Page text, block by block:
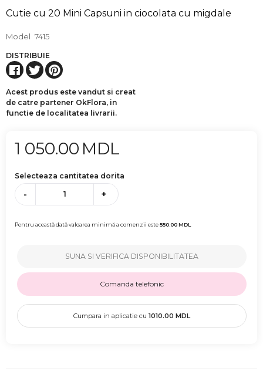
Cutie cu 20 Mini Capsuni in ciocolata cu migdale
Model 7415
DISTRIBUIE
Acest produs este vandut si creat
de catre partener OkFlora, in
functie de localitatea livrarii.
1 050.00 MDL
Selecteaza cantitatea dorita
- +
Pentru această dată valoarea minimă a comenzii este550.00MDL
SUNA SI VERIFICA DISPONIBILITATEA
Comanda telefonic
Cumpara in aplicatie cu 1010.00 MDL